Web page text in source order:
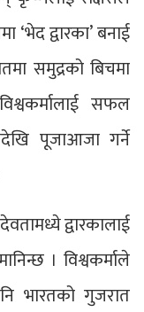
‘भेद द्वारका’ बनाई
समुद्रको बिचमा
सफल
पूजाआजा गर्ने
द्वारकालाई
। विश्वकर्माले
भारतको गुजरात